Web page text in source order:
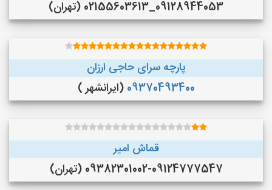
09128944053_02155603613 (تهران)
پارچه سرای حاجی ارزان
09370493400 (ایرانشهر )
قماش امیر
09382301002-09124777547 (تهران)